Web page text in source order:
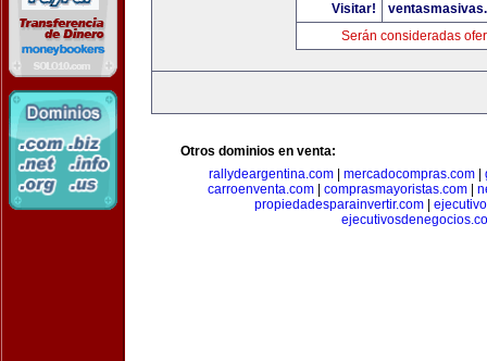
Visitar!
Serán consideradas
Otros dominios en venta:
rallydeargentina.com
mercadocompras.com
carroenventa.com| comprasmayoristas.com|
propiedadesparainvertir.com